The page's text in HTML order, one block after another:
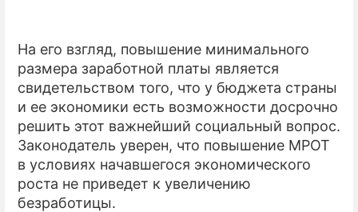
На его взгляд, повышение минимального
размера заработной платы является
свидетельством того, что у бюджета страны
и ее экономики есть возможности досрочно
решить этот важнейший социальный вопрос.
Законодатель уверен, что повышение МРОТ
в условиях начавшегося экономического
роста не приведет к увеличению
безработицы.